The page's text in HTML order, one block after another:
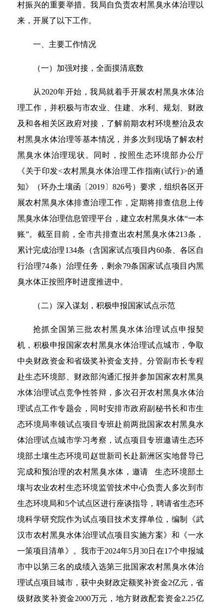
村振兴的重要举措。我局自负责农村黑臭水体治理以
来，开展了以下工作。
一、主要工作情况
（一）加强对接，全面摸清底数
从2020年开始，我局就着手开展农村黑臭水体治
理工作，并积极与市农业、住建、水利、规划、财政
及和各相关区政府对接，了解前期农村环境整治及农
村黑臭水体治理等基本情况，并多次到现场了解农村
黑臭水体治理现状。同时，按照生态环境部办公厅
《关于印发<农村黑臭水体治理工作指南(试行)>的通
知》（环办土壤函〔2019〕826号）要求，组织各区开
展农村黑臭水体排查治理工作，定期将排查信息上传
黑臭水体治理信息管理平台，建立农村黑臭水体“一本
账”。截至目前，全市共排查出农村黑臭水体213条，
累计完成治理134条（含国家试点项目内60条、各区自
行治理74条）治理任务，剩余79条国家试点项目内黑
臭水体正按照序时进度推进中。
（二）深入谋划，积极申报国家试点示范
抢抓全国第三批农村黑臭水体治理试点申报契
机，积极申报国家农村黑臭水体治理试点城市，争取
中央财政资金和省级奖补资金支持。分管副市长专程
赴生态环境部、财政部沟通汇报并参加国家农村黑臭
水体治理试点竞争性答辩，多次召开农村黑臭水体治
理试点工作专题会，同时安排市政府副秘书长和市生
态环境局率领试点项目专班赴前两批国家农村黑臭水
体治理试点城市学习考察，试点项目专班邀请生态环
境部土壤生态环境司赵世新司长赴新洲区实地督导已
完成和预治理的农村黑臭水体，邀请 生态环境部土
壤与农业农村生态环境监管技术中心负责人多次到市
生态环境局和5个试点区进行座谈指导，聘请省生态环
境科学研究院作为试点项目技术支撑单位，编制《武
汉市农村黑臭水体治理试点项目实施方案》和《一水
一策项目清单》。我市于2024年5月30日在17个申报城
市中以第三名的成绩入选第三批国家农村黑臭水体治
理试点项目城市，获中央财政定额奖补资金2亿元，省
级财政奖补资金2000万元，地方财政配套资金2.25亿